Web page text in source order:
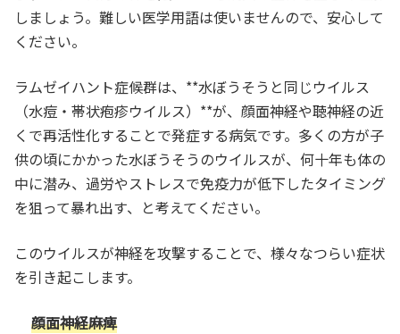
しましょう。難しい医学用語は使いませんので、安心して
ください。
ラムゼイハント症候群は、**水ぼうそうと同じウイルス
（水痘・帯状疱疹ウイルス）**が、顔面神経や聴神経の近
くで再活性化することで発症する病気です。多くの方が子
供の頃にかかった水ぼうそうのウイルスが、何十年も体の
中に潜み、過労やストレスで免疫力が低下したタイミング
を狙って暴れ出す、と考えてください。
このウイルスが神経を攻撃することで、様々なつらい症状
を引き起こします。
顔面神経麻痺